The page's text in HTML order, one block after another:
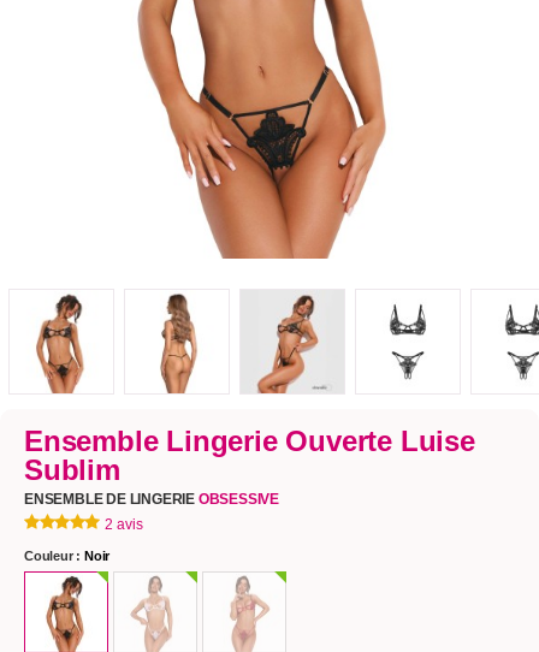
Ensemble Lingerie Ouverte Luise
Sublim
ENSEMBLE DE LINGERIE OBSESSIVE
2 avis
Couleur : Noir